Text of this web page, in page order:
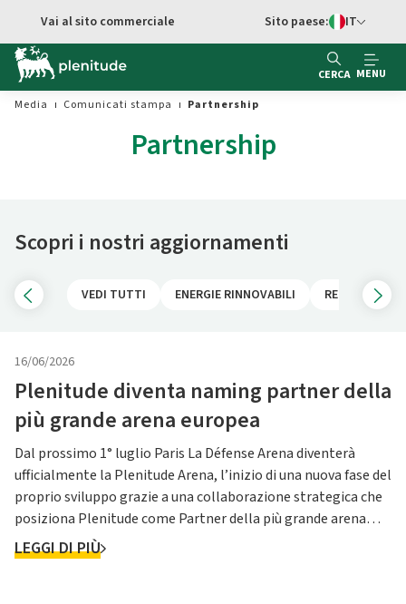
Vai al contenuto principale
Vai al sito commerciale
Switch di
Sito paese: IT
CERCA MENU
Media
Comunicati stampa Partnership
Partnership
Scopri i nostri aggiornamenti
VEDI TUTTI ENERGIE RINNOVABILI RETAIL
16/06/2026
Plenitude diventa naming partner della
più grande arena europea
Dal prossimo 1° luglio Paris La Défense Arena diventerà
ufficialmente la Plenitude Arena, l’inizio di una nuova fase del
proprio sviluppo grazie a una collaborazione strategica che
posiziona Plenitude come Partner della più grande arena
indoor d’Europa. Questa partnership accompagna
l’ambizione dell’Arena di affermarsi come luogo di
LEGGI DI PIÙ